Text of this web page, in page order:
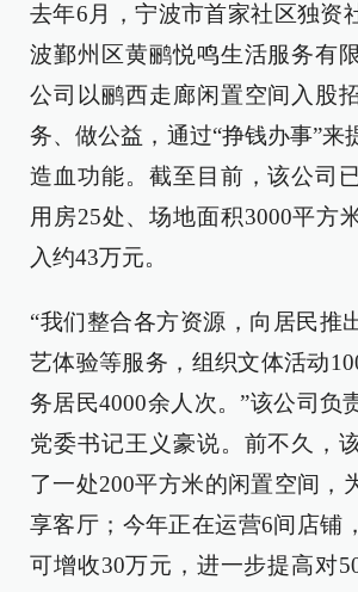
去年6月，宁波市首家社区独
波鄞州区黄鹂悦鸣生活服务有
公司以鹂西走廊闲置空间入股
务、做公益，通过“挣钱办事”来
造血功能。截至目前，该公司
用房25处、场地面积3000平方
入约43万元。
“我们整合各方资源，向居民推
艺体验等服务，组织文体活动
务居民4000余人次。”该公司负
党委书记王义豪说。前不久，
了一处200平方米的闲置空间，
享客厅；今年正在运营6间店铺
可增收30万元，进一步提高对